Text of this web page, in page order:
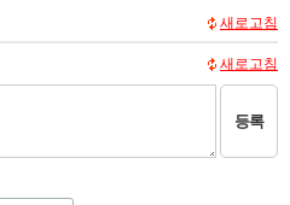
새로고침
새로고침
등록